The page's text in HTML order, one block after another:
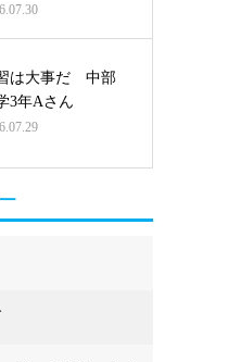
は大事だ 中部
3年Aさん